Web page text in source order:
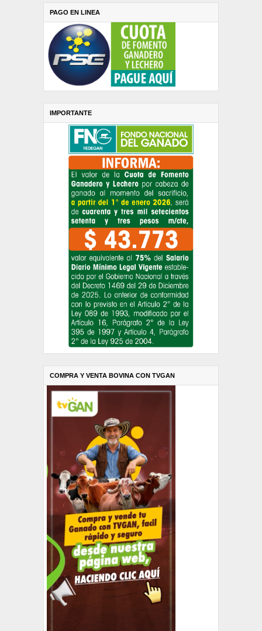
PAGO EN LINEA
IMPORTANTE
COMPRA Y VENTA BOVINA CON TVGAN